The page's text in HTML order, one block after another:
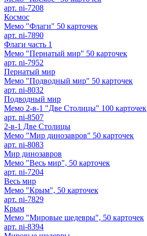
арт. ni-7208
Космос
Мемо "Флаги" 50 карточек
арт. ni-7890
Флаги часть 1
Мемо "Пернатый мир" 50 карточек
арт. ni-7952
Пернатый мир
Мемо "Подводный мир" 50 карточек
арт. ni-8032
Подводный мир
Мемо 2-в-1 "Две Столицы" 100 карточек
арт. ni-8507
2-в-1 Две Столицы
Мемо "Мир динозавров" 50 карточек
арт. ni-8083
Мир динозавров
Мемо "Весь мир", 50 карточек
арт. ni-7204
Весь мир
Мемо "Крым", 50 карточек
арт. ni-7829
Крым
Мемо "Мировые шедевры", 50 карточек
арт. ni-8394